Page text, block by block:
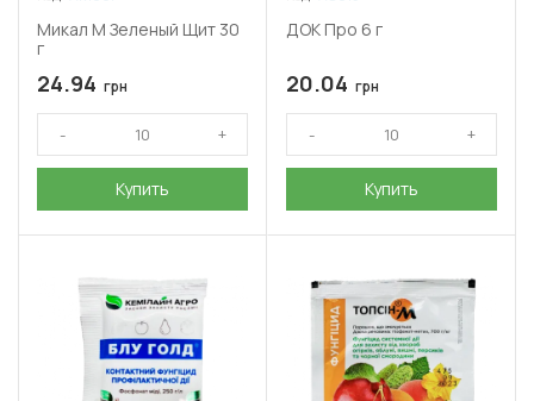
Микал М Зеленый Щит 30
г
24.94 грн
Купить
ДОК Про 6 г
20.04 грн
Купить